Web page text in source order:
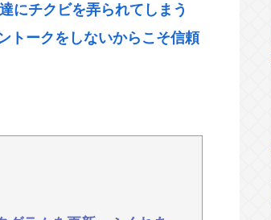
にチクビを弄られてしまう
トークをしないからこそ信頼
ほうが良かった」
摘出 脳幹など損傷受け植物